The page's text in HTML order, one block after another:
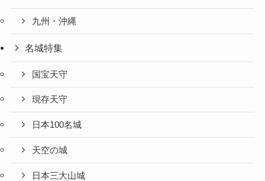
九州・沖縄
名城特集
国宝天守
現存天守
日本100名城
天空の城
日本三大山城